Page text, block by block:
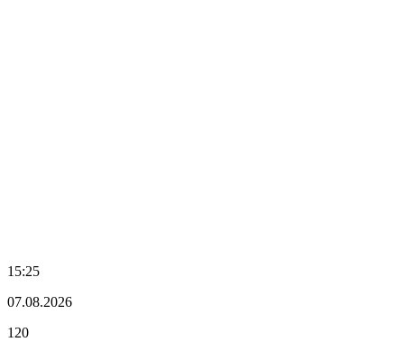
15:25
07.08.2026
120